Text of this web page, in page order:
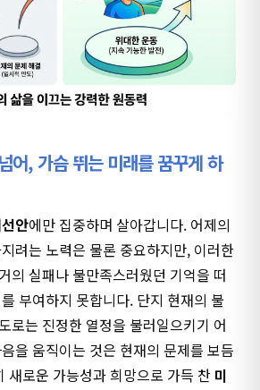
어, 가슴 뛰는 미래를 꿈꾸게 하
안에만 집중하며 살아갑니다. 어제의
려는 노력은 물론 중요하지만, 이러한
의 실패나 불만족스러웠던 기억을 떠
부여하지 못합니다. 단지 현재의 불
로는 진정한 열정을 불러일으키기 어
을 움직이는 것은 현재의 문제를 보듬
새로운 가능성과 희망으로 가득 찬 미